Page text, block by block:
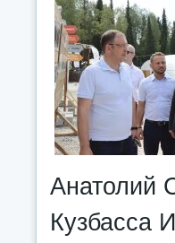
Анатолий
Кузбасса